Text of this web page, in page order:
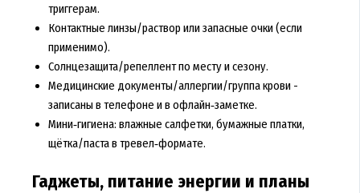
триггерам.
Контактные линзы/раствор или запасные очки (если
применимо).
Солнцезащита/репеллент по месту и сезону.
Медицинские документы/аллергии/группа крови -
записаны в телефоне и в офлайн‑заметке.
Мини‑гигиена: влажные салфетки, бумажные платки,
щётка/паста в тревел‑формате.
Гаджеты, питание энергии и планы